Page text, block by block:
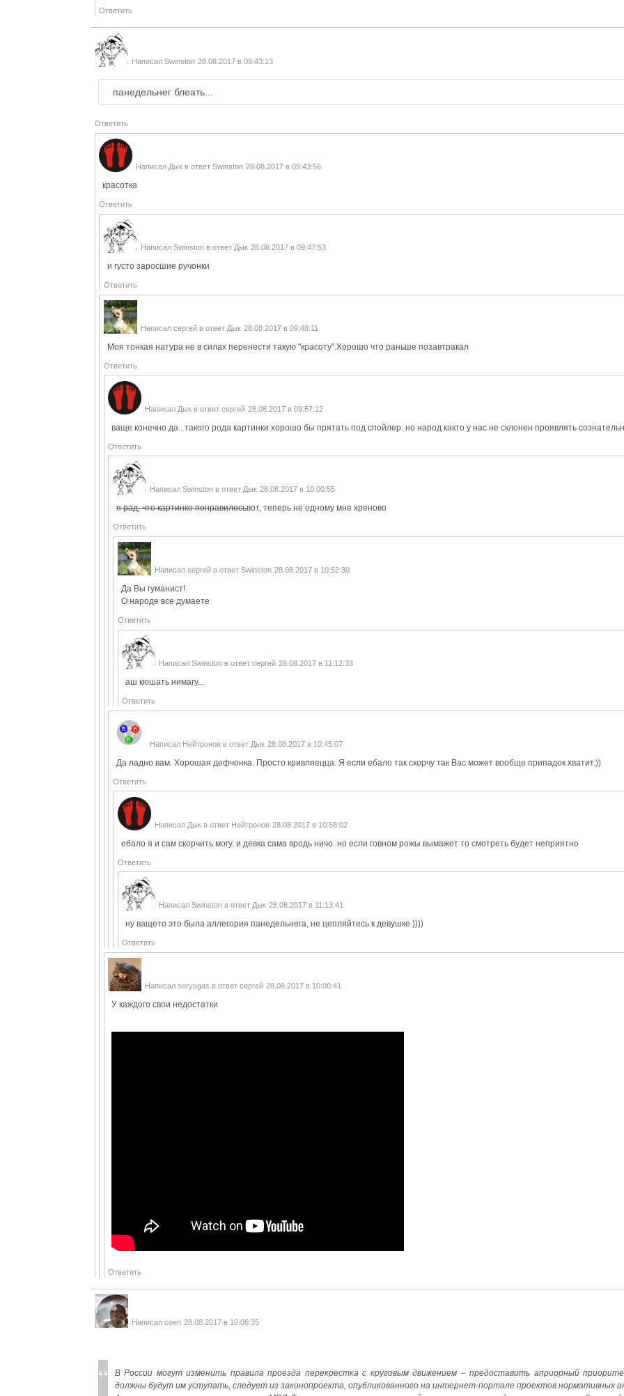
Ответить
Написал Swinston 28.08.2017 в 09:43:13
панедельнег блеать...
Ответить
Написал Дык в ответSwinston 28.08.2017 в 09:43:56
красотка
Ответить
Написал Swinstonв ответ Дык 28.08.2017 в 09:47:53
и густо заросшие ручонки
Ответить
Написал сергейв ответ Дык 28.08.2017 в 09:48:11
Моя тонкая натура не в силах перенести такую "красоту".Хорошо что раньше позавтракал
Ответить
Написал Дык в ответсергей 28.08.2017 в 09:57:12
ваще конечно да.. такого рода картинки хорошо бы прятать под спойлер. но народ както у нас не склонен проявлять
Ответить
Написал Swinstonв ответ Дык 28.08.2017 в 10:00:55
я рад, что картинко понравилосьвот, теперь не одному мне хреново
Ответить
Написал сергейв ответ Swinston 28.08.2017 в 10:52:30
Да Вы гуманист!
О народе все думаете
Ответить
НаписалSwinston в ответсергей 28.08.2017 в 11:12:33
аш кюшать нимагу...
Ответить
Написал Нейтроновв ответ Дык 28.08.2017 в 10:45:07
Да ладно вам. Хорошая дефчонка. Просто кривляецца. Я если ебало так скорчу так Вас может вообще припадок хватит.))
Ответить
Написал Дыкв ответ Нейтронов 28.08.2017 в 10:58:02
ебало я и сам скорчить могу. и девка сама вродь ничо. но если говном рожы вымажет то смотреть будет неприятно
Ответить
НаписалSwinston в ответ Дык 28.08.2017 в 11:13:41
ну ващето это была аллегория панедельнега, не цепляйтесь к девушке ))))
Ответить
Написалseryogas в ответсергей 28.08.2017 в 10:00:41
У каждого свои недостатки
Ответить
Написал coen 28.08.2017 в 10:06:35
В России могут изменить правила проезда перекрестка с круговым движением – предоставить априорный
должны будут им уступать, следует из законопроекта, опубликованного на интернет-портале проектов нормативных